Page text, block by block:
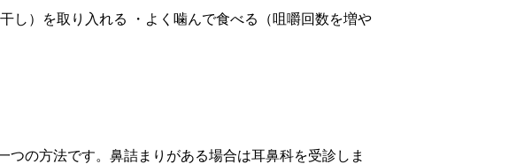
し）を取り入れる ・よく噛んで食べる（咀嚼回数を増や
の方法です。鼻詰まりがある場合は耳鼻科を受診しま